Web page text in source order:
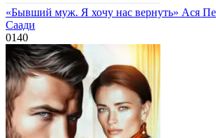
«Бывший муж. Я хочу нас вернуть» Ася
Саади
0140